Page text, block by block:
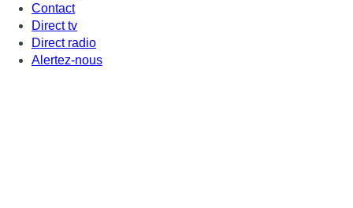
Contact
Direct tv
Direct radio
Alertez-nous